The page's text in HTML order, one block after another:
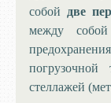
собой две
между
погрузочной
стеллажей